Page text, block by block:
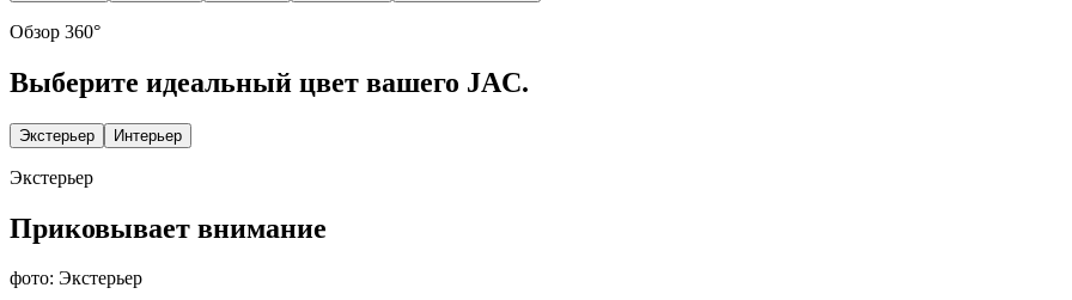
Обзор 360°
Выберите идеальный цвет вашего JAC.
Экстерьер Интерьер
Экстерьер
Приковывает внимание
фото: Экстерьер